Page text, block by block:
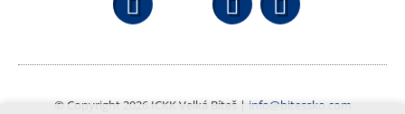
© Copyright 2026 ICKK Velká Bíteš | info@bitessko.com